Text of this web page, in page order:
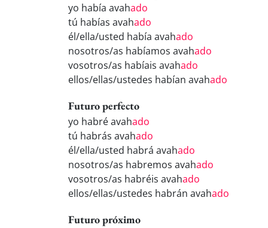
yo había avahado
tú habías avahado
él/ella/usted había avahado
nosotros/as habíamos avahado
vosotros/as habíais avahado
ellos/ellas/ustedes habían avahado
Futuro perfecto
yo habré avahado
tú habrás avahado
él/ella/usted habrá avahado
nosotros/as habremos avahado
vosotros/as habréis avahado
ellos/ellas/ustedes habrán avahado
Futuro próximo